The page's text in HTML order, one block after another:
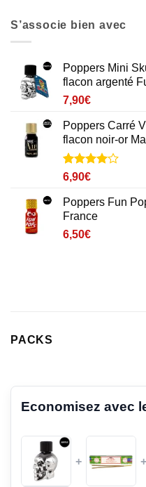
S’associe bien avec
Poppers Mini
flacon argenté
7,90€
Poppers Carré
flacon noir-or
Noté4
basé sur
1
notation
client
6,90€
Poppers Fun
France
6,50€
PACKS
Economisez avec
+ +